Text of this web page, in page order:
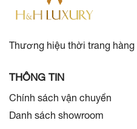
Thương hiệu thời trang hàng
THÔNG TIN
Chính sách vận chuyển
Danh sách showroom